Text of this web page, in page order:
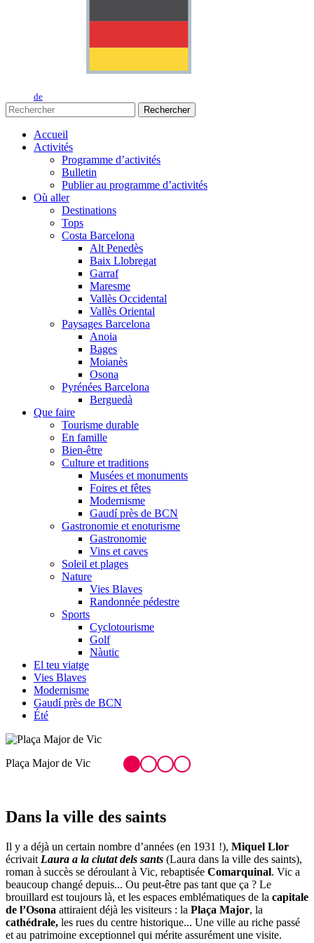
de
Rechercher
Accueil
Activités
Programme d’activités
Bulletin
Publier au programme d’activités
Où aller
Destinations
Tops
Costa Barcelona
Alt Penedès
Baix Llobregat
Garraf
Maresme
Vallès Occidental
Vallès Oriental
Paysages Barcelona
Anoia
Bages
Moianès
Osona
Pyrénées Barcelona
Berguedà
Que faire
Tourisme durable
En famille
Bien-être
Culture et traditions
Musées et monuments
Foires et fêtes
Modernisme
Gaudí près de BCN
Gastronomie et enoturisme
Gastronomie
Vins et caves
Soleil et plages
Nature
Vies Blaves
Randonnée pédestre
Sports
Cyclotourisme
Golf
Nàutic
El teu viatge
Vies Blaves
Modernisme
Gaudí près de BCN
Été
Musée épiscopal de Vic
Dans la ville des saints
Il y a déjà un certain nombre d’années (en 1931 !), Miquel Llor
écrivait Laura a la ciutat dels sants (Laura dans la ville des saints),
roman à succès se déroulant à Vic, rebaptisée Comarquinal. Vic a
beaucoup changé depuis... Ou peut-être pas tant que ça ? Le
brouillard est toujours là, et les espaces emblématiques de la capitale
de l’Osona attiraient déjà les visiteurs : la Plaça Major, la
cathédrale, les rues du centre historique... Une ville au riche passé
et au patrimoine exceptionnel qui mérite assurément une visite.